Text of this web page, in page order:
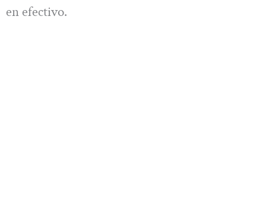
en efectivo.